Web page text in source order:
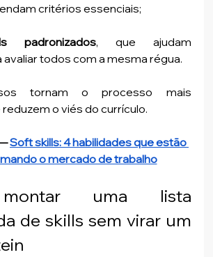
critérios essenciais;
padronizados, que ajudam
todos com a mesma régua.
tornam o processo mais
o viés do currículo.
Soft skills: 4 habilidades que estão
o mercado de trabalho
uma lista
de skills sem virar um